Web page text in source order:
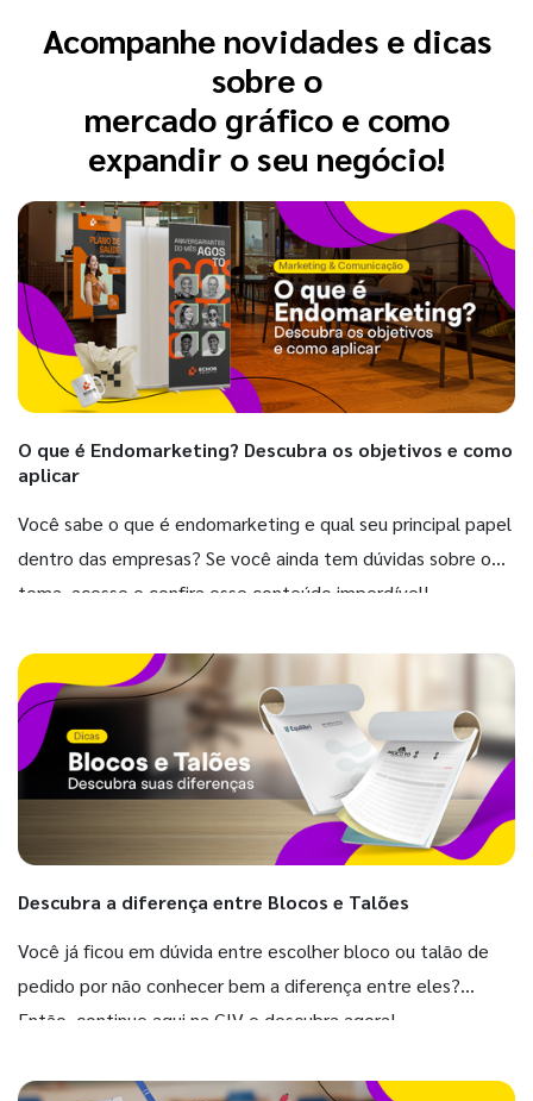
Acompanhe novidades e dicas
sobre o
mercado gráfico e como
expandir o seu negócio!
O que é Endomarketing? Descubra os objetivos e como
aplicar
Você sabe o que é endomarketing e qual seu principal papel
dentro das empresas? Se você ainda tem dúvidas sobre o
tema, acesse e confira esse conteúdo imperdível!
Descubra a diferença entre Blocos e Talões
Você já ficou em dúvida entre escolher bloco ou talão de
pedido por não conhecer bem a diferença entre eles?
Então, continue aqui na GIV e descubra agora!